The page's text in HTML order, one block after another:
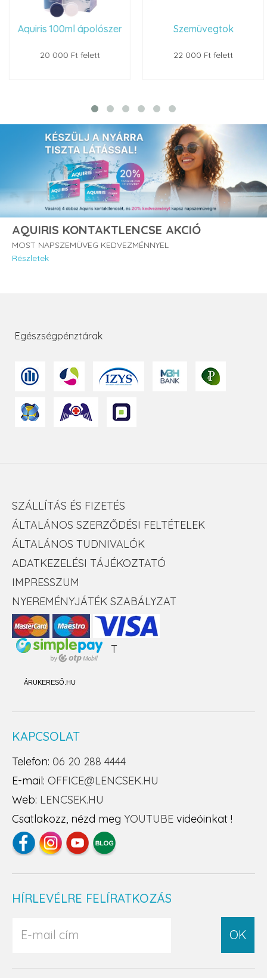
Aquiris 100ml ápolószer
20 000 Ft felett
Szemüvegtok
22 000 Ft felett
AQUIRIS KONTAKTLENCSE AKCIÓ
MOST NAPSZEMÜVEG KEDVEZMÉNNYEL
Részletek
Egészségpénztárak
SZÁLLÍTÁS ÉS FIZETÉS
ÁLTALÁNOS SZERZŐDÉSI FELTÉTELEK
ÁLTALÁNOS TUDNIVALÓK
ADATKEZELÉSI TÁJÉKOZTATÓ
IMPRESSZUM
NYEREMÉNYJÁTÉK SZABÁLYZAT
T
ÁRUKERESŐ.HU
KAPCSOLAT
Telefon: 06 20 288 4444
E-mail: OFFICE@LENCSEK.HU
Web: LENCSEK.HU
Csatlakozz, nézd meg YOUTUBE videóinkat !
HÍRLEVÉLRE FELÍRATKOZÁS
OK